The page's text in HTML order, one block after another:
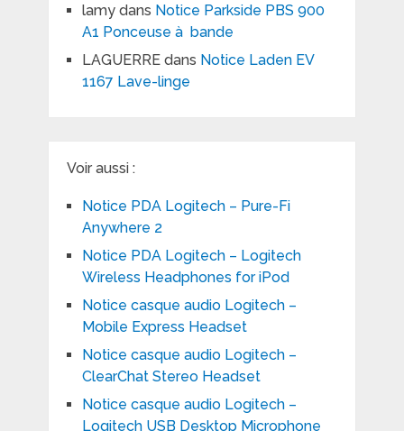
lamydans Notice Parkside PBS 900
A1 Ponceuse à bande
LAGUERREdans Notice Laden EV
1167 Lave-linge
Voir aussi :
Notice PDA Logitech – Pure-Fi
Anywhere 2
Notice PDA Logitech – Logitech
Wireless Headphones for iPod
Notice casque audio Logitech –
Mobile Express Headset
Notice casque audio Logitech –
ClearChat Stereo Headset
Notice casque audio Logitech –
Logitech USB Desktop Microphone